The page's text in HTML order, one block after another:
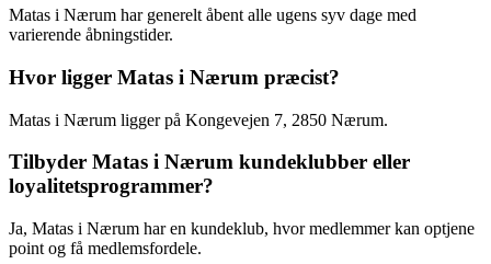
Matas i Nærum har generelt åbent alle ugens syv dage med
varierende åbningstider.
Hvor ligger Matas i Nærum præcist?
Matas i Nærum ligger på Kongevejen 7, 2850 Nærum.
Tilbyder Matas i Nærum kundeklubber eller
loyalitetsprogrammer?
Ja, Matas i Nærum har en kundeklub, hvor medlemmer kan optjene
point og få medlemsfordele.